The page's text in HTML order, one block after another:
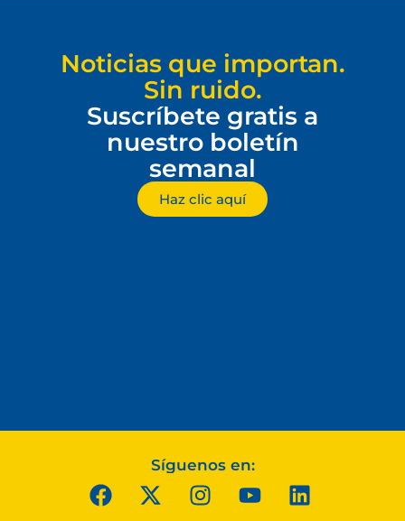
Noticias que importan.
Sin ruido.
Suscríbete gratis a
nuestro boletín
semanal
Haz clic aquí
Síguenos en: